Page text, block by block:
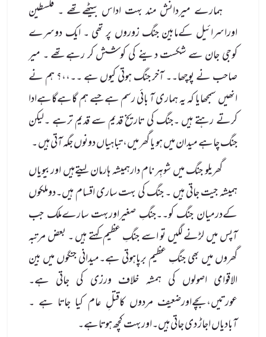
ہمارے میردانش مند بہت اداس بیٹھےتھے ۔ فلسطین
اوراسرائیل کےمابین جنگ زوروں پر تھی ۔ ایک دوسرے
کوجی جان سے شکست دینے کی کوشش کر رہےتھے ۔ میر
صاحب نے پوچھا۔۔ آخر جنگ ہوتی کیوں ہے ۔۔،،؟ ہم نے
انھیں سمجھایا کہ یہ ہماری آ بائی رسم ہے جسے ہم گاہےگاہےادا
کرتے رہتے ہیں ۔جنگ کی تاریخ قدیم سے قدیم ترہے ۔لیکن
جنگ چاہے میدان میں ہو یا گھر میں، تباہیاں دونوں جگہ آتی ہیں ۔
گھریلو جنگ میں شوہِر نام دارہمیشہ ہارمان لیتےہیں اوربیویاں
ہمیشہ جیت جاتی ہیں ۔ جنگ کی بہت ساری اقسام ہیں۔دوملکوں
کےدرمیان جنگ کو۔۔جنگِ صغیراوربہت سارےملک جب
آپس میں لڑنے لگیں تو اسے جنگِ عظیم کہتے ہیں ۔ بعض مرتبہ
گھروں میں بھی جنگِ عظیم برپاہوتی ہے۔میدانی جنگوں میں بین
الاقوامی اصولوں کی ہمشہ خلاف ورزی کی جاتی ہے۔
عورتیں،بچےاورضعیف مردوں کاقتلِ عام کیا جاتا ہے ۔
آبادیاں اجاڑ دی جاتی ہیں۔اوربہت کچھ ہوتاہے۔